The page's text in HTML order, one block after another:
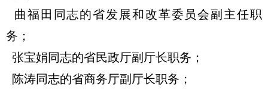
曲福田同志的省发展和改革委员会副主任职
务；
张宝娟同志的省民政厅副厅长职务；
陈涛同志的省商务厅副厅长职务；